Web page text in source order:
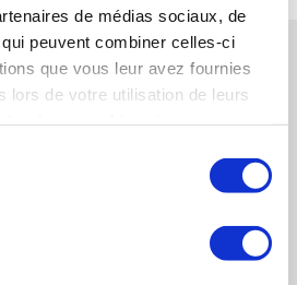
de médias sociaux, de
peuvent combiner celles-ci
que vous leur avez fournies
lors de votre utilisation de leurs
Rhône-Alpes
du Groupe RAE
- Nord Coffrage
CENTRE-ATLANTIQUE